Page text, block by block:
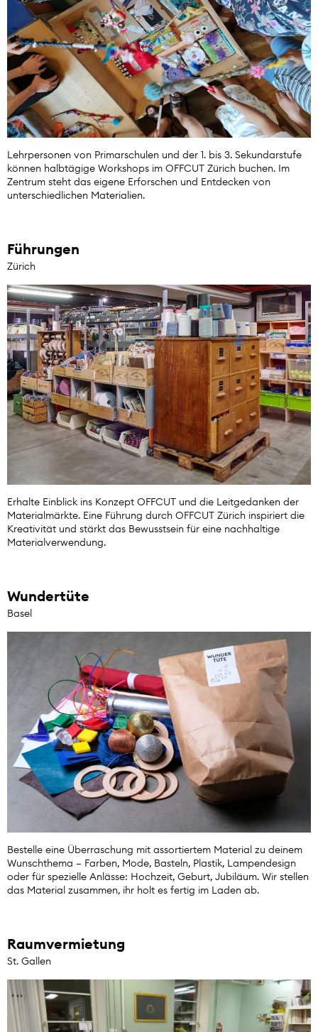
Lehrpersonen von Primarschulen und der 1. bis 3. Sekundarstufe
können halbtägige Workshops im OFFCUT Zürich buchen. Im
Zentrum steht das eigene Erforschen und Entdecken von
unterschiedlichen Materialien.
Führungen
Zürich
Erhalte Einblick ins Konzept OFFCUT und die Leitgedanken der
Materialmärkte. Eine Führung durch OFFCUT Zürich inspiriert die
Kreativität und stärkt das Bewusstsein für eine nachhaltige
Materialverwendung.
Wundertüte
Basel
Bestelle eine Überraschung mit assortiertem Material zu deinem
Wunschthema – Farben, Mode, Basteln, Plastik, Lampendesign
oder für spezielle Anlässe: Hochzeit, Geburt, Jubiläum. Wir stellen
das Material zusammen, ihr holt es fertig im Laden ab.
Raumvermietung
St. Gallen